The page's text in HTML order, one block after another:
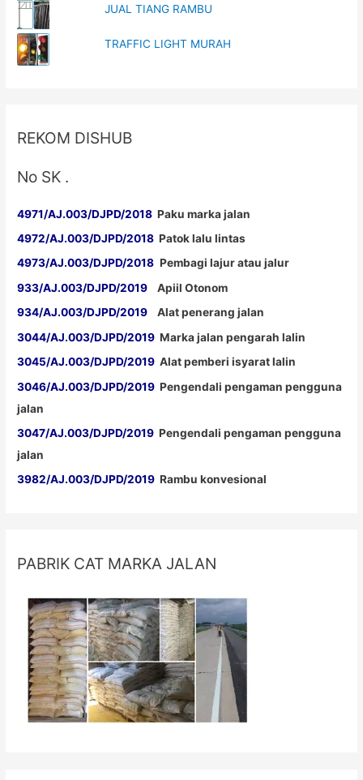
Kalimantan
Modern,
Harga
Kompetitif
JUAL TIANG RAMBU
TRAFFIC LIGHT MURAH
REKOM DISHUB
No SK .
4971/AJ.003/DJPD/2018 Paku marka jalan
4972/AJ.003/DJPD/2018 Patok lalu lintas
4973/AJ.003/DJPD/2018 Pembagi lajur atau jalur
933/AJ.003/DJPD/2019 Apiil Otonom
934/AJ.003/DJPD/2019 Alat penerang jalan
3044/AJ.003/DJPD/2019 Marka jalan pengarah lalin
3045/AJ.003/DJPD/2019 Alat pemberi isyarat lalin
3046/AJ.003/DJPD/2019 Pengendali pengaman pengguna
jalan
3047/AJ.003/DJPD/2019 Pengendali pengaman pengguna
jalan
3982/AJ.003/DJPD/2019 Rambu konvesional
PABRIK CAT MARKA JALAN